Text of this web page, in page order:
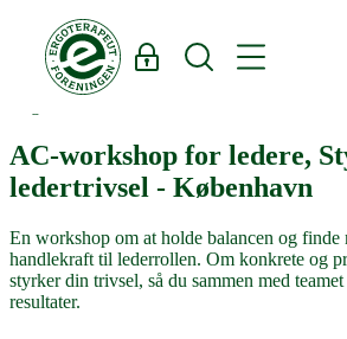
Log ind Søg
AC-workshop for ledere,
ledertrivsel - København
En workshop om at holde balancen og finde
handlekraft til lederrollen. Om konkrete og
styrker din trivsel, så du sammen med
resultater.